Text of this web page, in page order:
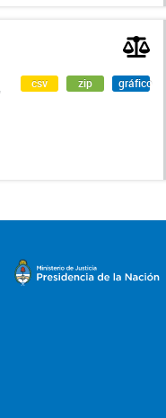
csv zip gráfico